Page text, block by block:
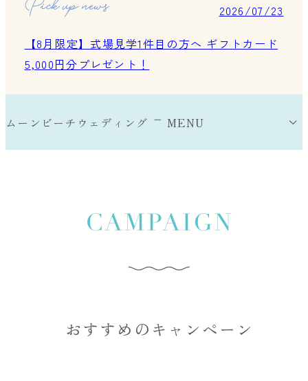
2026/07/23
【8月限定】式場見学1件目の方へ ギフトカード
5,000円分プレゼント！
ムーンビーチウェディング MENU
おすすめのキャンペーン